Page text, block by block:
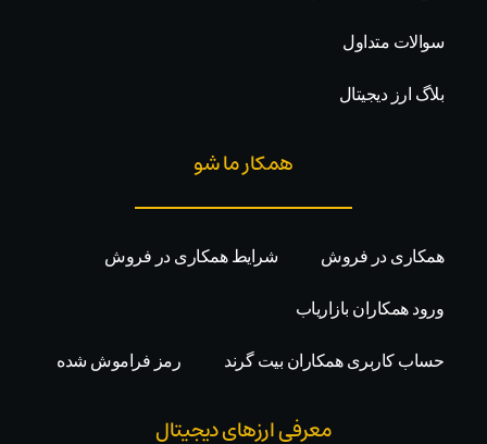
سوالات متداول
بلاگ ارز دیجیتال
همکار ما شو
همکاری در فروش شرایط همکاری در فروش
ورود همکاران بازاریاب
حساب کاربری همکاران بیت گرند رمز فراموش شده
معرفی ارزهای دیجیتال